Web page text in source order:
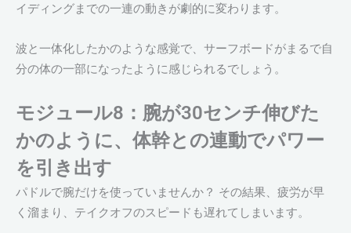
イディングまでの一連の動きが劇的に変わります。
波と一体化したかのような感覚で、サーフボードがまるで自
分の体の一部になったように感じられるでしょう。
モジュール8：腕が30センチ伸びた
かのように、体幹との連動でパワー
を引き出す
パドルで腕だけを使っていませんか？ その結果、疲労が早
く溜まり、テイクオフのスピードも遅れてしまいます。